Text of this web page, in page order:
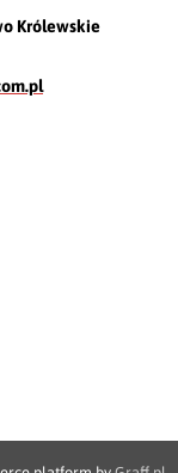
Królewskie